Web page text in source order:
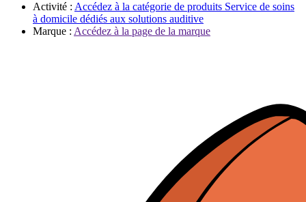
Activité : Accédez à la catégorie de produits Service de soins
à domicile dédiés aux solutions auditive
Marque : Accédez à la page de la marque